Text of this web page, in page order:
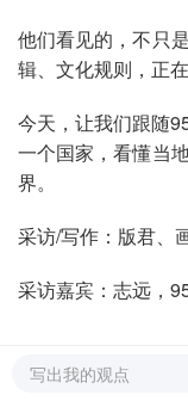
他们看见的，不只
辑、文化规则，正
今天，让我们跟随
一个国家，看懂当
界。
采访/写作：版君、
采访嘉宾：志远，
一、刚果（金
写出我的观点